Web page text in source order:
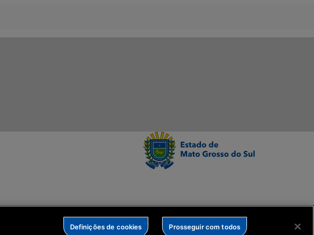
Definições de cookies Prosseguir com todos